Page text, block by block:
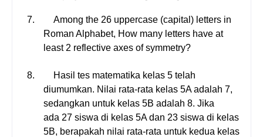
7.
Among the 26 uppercase (capital) letters in
Roman Alphabet, How many letters have at
least 2 reflective axes of symmetry?
8.
Hasil tes matematika kelas 5 telah
diumumkan. Nilai rata-rata kelas 5A adalah 7,
sedangkan untuk kelas 5B adalah 8. Jika
ada 27 siswa di kelas 5A dan 23 siswa di kelas
5B, berapakah nilai rata-rata untuk kedua kelas